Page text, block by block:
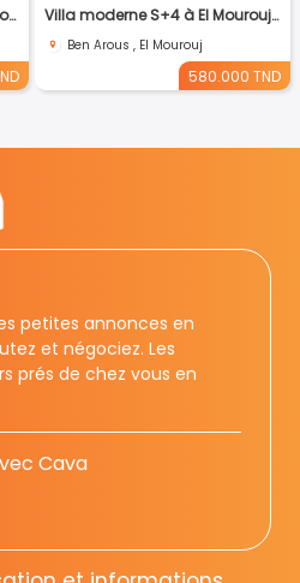
Villa indépendante S+6 à El Mourouj 4 Villa moderne S+4 à El Mourouj 5
Ben Arous , El Mourouj
580.000 TND
petites annonces en
et négociez. Les
prés de chez vous en
Cava